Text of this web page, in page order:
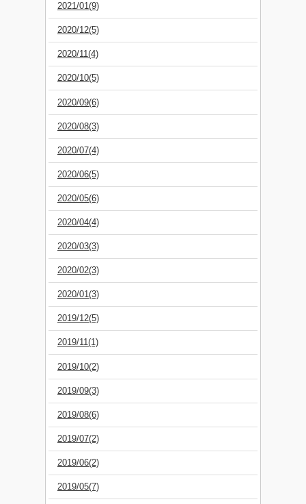
2021/01(9)
2020/12(5)
2020/11(4)
2020/10(5)
2020/09(6)
2020/08(3)
2020/07(4)
2020/06(5)
2020/05(6)
2020/04(4)
2020/03(3)
2020/02(3)
2020/01(3)
2019/12(5)
2019/11(1)
2019/10(2)
2019/09(3)
2019/08(6)
2019/07(2)
2019/06(2)
2019/05(7)